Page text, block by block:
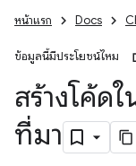
หน้าแรก Docs
ข้อมูลนี้มีประโยชน์ไหม
สร้างโค้ด
ที่มา